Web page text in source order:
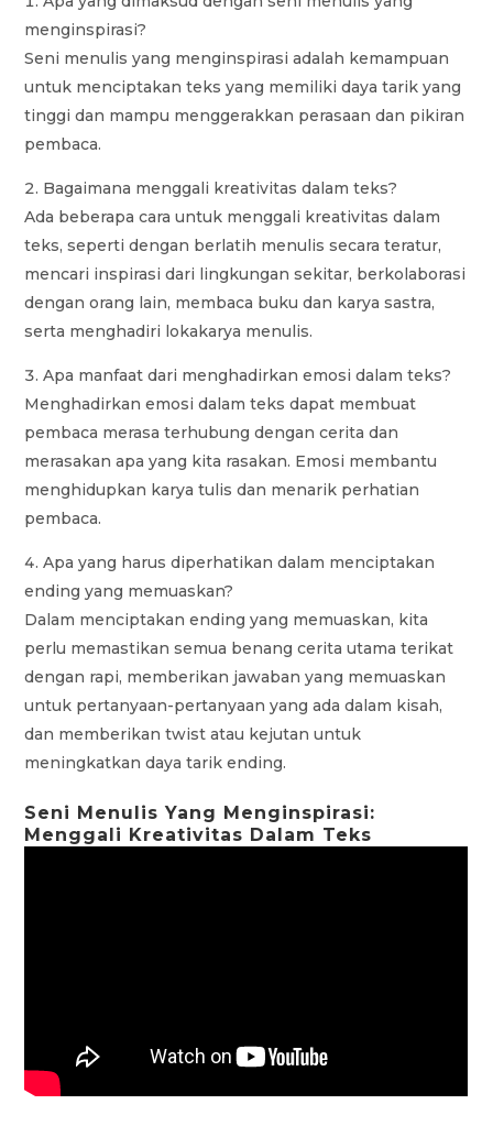
menginspirasi?
Seni menulis yang menginspirasi adalah kemampuan
untuk menciptakan teks yang memiliki daya tarik yang
tinggi dan mampu menggerakkan perasaan dan pikiran
pembaca.
Bagaimana menggali kreativitas dalam teks?
Ada beberapa cara untuk menggali kreativitas dalam
teks, seperti dengan berlatih menulis secara teratur,
mencari inspirasi dari lingkungan sekitar, berkolaborasi
dengan orang lain, membaca buku dan karya sastra,
serta menghadiri lokakarya menulis.
Apa manfaat dari menghadirkan emosi dalam teks?
Menghadirkan emosi dalam teks dapat membuat
pembaca merasa terhubung dengan cerita dan
merasakan apa yang kita rasakan. Emosi membantu
menghidupkan karya tulis dan menarik perhatian
pembaca.
Apa yang harus diperhatikan dalam menciptakan
ending yang memuaskan?
Dalam menciptakan ending yang memuaskan, kita
perlu memastikan semua benang cerita utama terikat
dengan rapi, memberikan jawaban yang memuaskan
untuk pertanyaan-pertanyaan yang ada dalam kisah,
dan memberikan twist atau kejutan untuk
meningkatkan daya tarik ending.
Seni Menulis Yang Menginspirasi:
Menggali Kreativitas Dalam Teks